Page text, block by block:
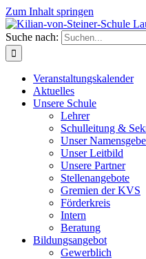
Zum Inhalt springen
Suche nach:
Veranstaltungskalender
Aktuelles
Unsere Schule
Lehrer
Schulleitung &
Unser
Unser Leitbild
Unsere Partner
Stellenangebote
Gremien der KVS
Förderkreis
Intern
Beratung
Bildungsangebot
Gewerblich